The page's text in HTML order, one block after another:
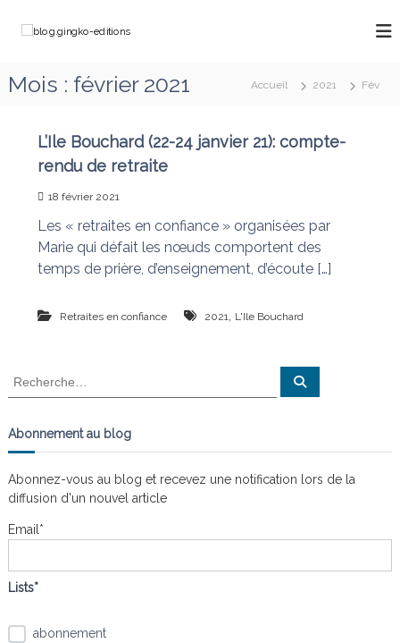
o
g
g
i
k
o
-
d
o
m
i
n
s
a
c
a
r
q
f
e
s
Mois : février 2021 Accueil 2021 Fév
L’Ile Bouchard (22-24 janvier 21): compte-
rendu de retraite
18 février 2021
Les « retraites en confiance » organisées par
Marie qui défait les nœuds comportent des
temps de prière, d’enseignement, d’écoute […]
Retraites en confiance 2021 L'Ile Bouchard
h
e
c
h
e
r
R
c
r
Abonnement au blog
Abonnez-vous au blog et recevez une notification lors de la
diffusion d'un nouvel article
Email*
Lists*
abonnement